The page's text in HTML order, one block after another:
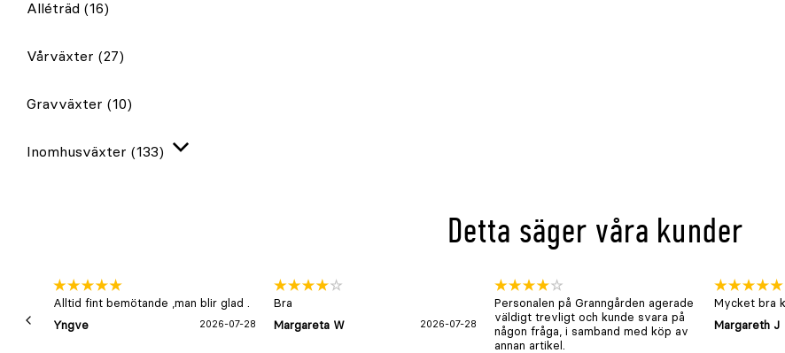
Alléträd (16)
Vårväxter (27)
Gravväxter (10)
Inomhusväxter (133)
Detta säger våra kunder
Alltid fint bemötande ,man blir glad .
Yngve
2026-07-28
Bra
Margareta W
2026-07-28
Personalen på Granngården agerade
väldigt trevligt och kunde svara på
någon fråga, i samband med köp av
annan artikel.
Mycket bra
Margareth J